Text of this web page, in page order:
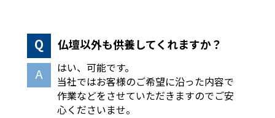
仏壇以外も供養してくれますか？
はい、可能です。
当社ではお客様のご希望に沿った内容で
作業などをさせていただきますのでご安
心くださいませ。